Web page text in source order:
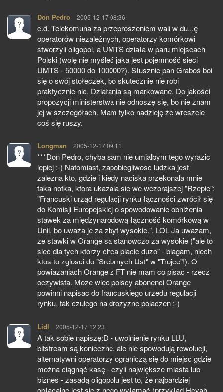
Don Pedro pisze:
2005-12-17 08:36
c.d. Telekomuna za przeproszeniem wali w du...ę
operatorów niezależnych, operatorzy komórkowi
stworzyli oligopol, a UMTS działa w paru miejscach
Polski (wolę nie myśleć jaka jest pojemność sieci
UMTS - 50000 do 100000?). Słusznie pan Graboś boi
się o swój stołeczek, bo skutecznie nie robi
praktycznie nic. Działania są markowane. Do jakości
propozycji ministerstwa nie odnoszę się, bo nie znam
jej w szczegółach. Mam tylko nadzieję że wreszcie
coś się ruszy.
Longman pisze:
2005-12-17 09:11
***Don Pedro, chyba sam nie umialbym tego wyrazic
lepiej :-) Natomiast, zapobiegliwosc ludzka jest
zalezna kto, gdzie i kiedy naciska przekonala mnie
taka notka, ktora ukazala sie we wczorajszej "Rzepie":
"Francuski urząd regulacji rynku łączności zwrócił się
do Komisji Europejskiej o spowodowanie obniżenia
stawek za międzynarodową łączność komórkową w
Unii, bo uważa je za zbyt wysokie.". LOL Ja uwazam,
ze stawki w Orange sa stanowczo za wysokie ("ale to
siec dla tych ktorzy chca placic duzo" - blagam, niech
ktos to zglosci do "Srebrnych Ust" w "Trojce"!). O
powiazaniach Orange z FT nie mam co pisac - rzecz
oczywista. Moze wiec polscy abonenci Orange
powinni napisac do francuskiego urzedu regulacji
rynku, tak czulego na drozyzne polaczen ;-)
Lidl pisze:
2005-12-17 12:23
A tak sobie napiszę:D - uwolnienie rynku LLU,
bitstream są konieczne, ale nie spowodują rewolucji,
alternatywni operatorzy ograniczą się do miejsc gdzie
można ciągnąć kasę - czyli największe miasta lub
biznes - zasadą oligopolu jest to, że najbardziej
opłacalne jest się z nego wyłamać (przykład Heyah,